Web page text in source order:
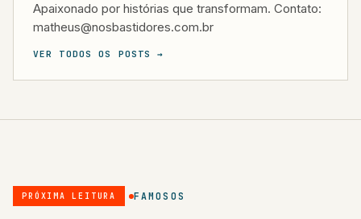
Apaixonado por histórias que transformam. Contato:
matheus@nosbastidores.com.br
VER TODOS OS POSTS →
PRÓXIMA LEITURA FAMOSOS